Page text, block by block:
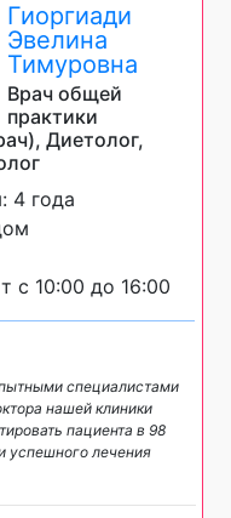
Гиоргиади
Эвелина
Тимуровна
Врач общей
практики
Диетолог,
4 года
с 10:00 до 16:00
специалистами
нашей клиники
пациента в 98
успешного лечения